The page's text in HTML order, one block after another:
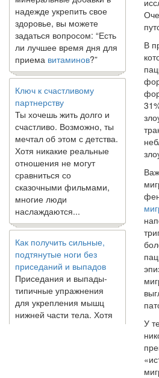
здоровье, вы можете
задаться вопросом: “Есть
ли лучшее время дня для
приемавитаминов?”
Ключ к счастливому
партнерству
Ты хочешь жить долго и
счастливо. Возможно, ты
мечтал об этом с детства.
Хотя никакие реальные
отношения не могут
сравниться со
сказочными фильмами,
многие люди
наслаждаются...
Как получить сильные,
подтянутые ноги без
приседаний и выпадов
Приседания и выпады-
типичные упражнения
для укрепления мышц
нижней части тела. Хотя
они чрезвычайно
В
У